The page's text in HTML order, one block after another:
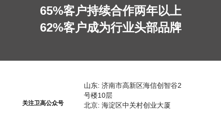
65%客户持续合作两年以上
62%客户成为行业头部品牌
关注卫高公众号
山东: 济南市高新区海信创智谷2
号楼10层
北京: 海淀区中关村创业大厦